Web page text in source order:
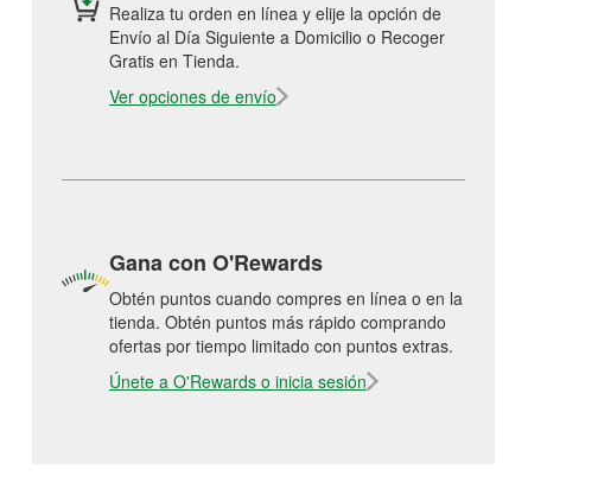
Realiza tu orden en línea y elije la opción de
Envío al Día Siguiente a Domicilio o Recoger
Gratis en Tienda.
Ver opciones de envío
Gana con O'Rewards
Obtén puntos cuando compres en línea o en la
tienda. Obtén puntos más rápido comprando
ofertas por tiempo limitado con puntos extras.
Únete a O'Rewards o inicia sesión